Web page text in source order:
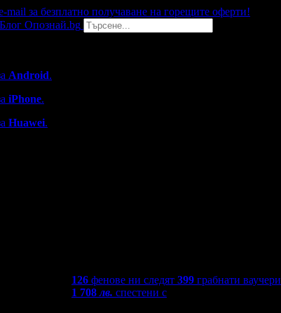
за безплатно получаване на горещите оферти!
Блог Опознай.bg
Android.
iPhone.
Huawei.
126 фенове ни следят 399 грабнати ваучери
1 708лв. спестени с